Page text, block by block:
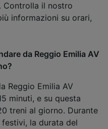
Controlla il nostro
informazioni su orari,
da Reggio Emilia AV
Reggio Emilia AV
minuti, e su questa
treni al giorno. Durante
la durata del